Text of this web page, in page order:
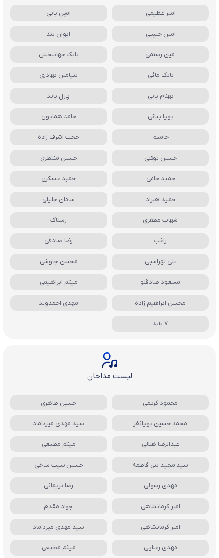
امیر عظیمی امین بانی
امین حبیبی ایوان بند
امین رستمی بابک جهانبخش
بابک مافی بنیامین بهادری
بهنام بانی پازل باند
پویا بیاتی حامد همایون
حامیم حجت اشرف زاده
حسین توکلی حسین منتظری
حمید حامی حمید عسکری
حمید هیراد سامان جلیلی
شهاب مظفری رستاک
راغب رضا صادقی
علی لهراسبی محسن چاوشی
مسعود صادقلو میثم ابراهیمی
محسن ابراهیم زاده مهدی احمدوند
7 باند
لیست مداحان
محمود کریمی حسین طاهری
محمد حسین پویانفر سید مهدی میرداماد
عبدالرضا هلالی میثم مطیعی
سید مجید بنی فاطمه حسین سیب سرخی
مهدی رسولی رضا نریمانی
امیر کرمانشاهی جواد مقدم
امیر کرمانشاهی سید مهدی میرداماد
مهدی رعنایی میثم مطیعی